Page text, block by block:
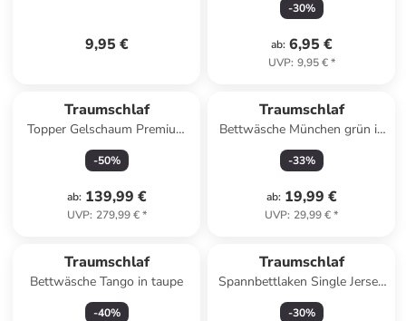
9,95 €
-30%
ab: 6,95 €
UVP: 9,95 €*
Traumschlaf
Topper Gelschaum Premium
in weiss
-50%
ab: 139,99 €
UVP: 279,99 €*
Traumschlaf
Bettwäsche München grün in
grün
-33%
ab: 19,99 €
UVP: 29,99 €*
Traumschlaf
Bettwäsche Tango in taupe
-40%
Traumschlaf
Spannbettlaken Single Jersey
in dunkelblau
-30%